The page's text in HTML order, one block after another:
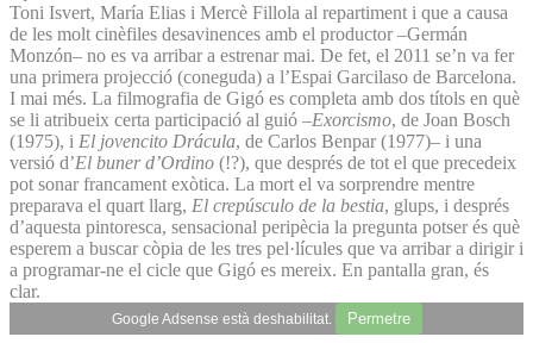
Toni Isvert, María Elias i Mercè Fillola al repartiment i que a causa
de les molt cinèfiles desavinences amb el productor –Germán
Monzón– no es va arribar a estrenar mai. De fet, el 2011 se’n va fer
una primera projecció (coneguda) a l’Espai Garcilaso de Barcelona.
I mai més. La filmografia de Gigó es completa amb dos títols en què
se li atribueix certa participació al guió –Exorcismo, de Joan Bosch
(1975), i El jovencito Drácula, de Carlos Benpar (1977)– i una
versió d’El buner d’Ordino (!?), que després de tot el que precedeix
pot sonar francament exòtica. La mort el va sorprendre mentre
preparava el quart llarg, El crepúsculo de la bestia, glups, i després
d’aquesta pintoresca, sensacional peripècia la pregunta potser és què
esperem a buscar còpia de les tres pel·lícules que va arribar a dirigir i
a programar-ne el cicle que Gigó es mereix. En pantalla gran, és
clar.
Google Adsense està deshabilitat. Permetre